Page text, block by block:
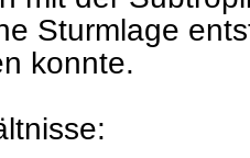
Sturmlage
konnte.